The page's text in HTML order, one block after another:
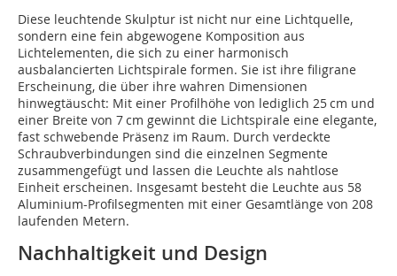
Diese leuchtende Skulptur ist nicht nur eine Lichtquelle,
sondern eine fein abgewogene Komposition aus
Lichtelementen, die sich zu einer harmonisch
ausbalancierten Lichtspirale formen. Sie ist ihre filigrane
Erscheinung, die über ihre wahren Dimensionen
hinwegtäuscht: Mit einer Profilhöhe von lediglich 25 cm und
einer Breite von 7 cm gewinnt die Lichtspirale eine elegante,
fast schwebende Präsenz im Raum. Durch verdeckte
Schraubverbindungen sind die einzelnen Segmente
zusammengefügt und lassen die Leuchte als nahtlose
Einheit erscheinen. Insgesamt besteht die Leuchte aus 58
Aluminium-Profilsegmenten mit einer Gesamtlänge von 208
laufenden Metern.
Nachhaltigkeit und Design